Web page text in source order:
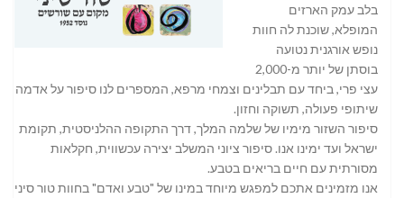
בלב עמק הארזים
המופלא, שוכנת לה חוות
נופש אורגנית נטועה
בוסתן של יותר מ-2,000
עצי פרי, ביחד עם תבלינים וצמחי מרפא, המספרים לנו סיפור על אדמה,
שיתופי פעולה, תשוקה וחזון.
סיפור השזור מימיו של שלמה המלך, דרך התקופה ההלניסטית, תקומת
ישראל ועד ימינו אנו. סיפור ציוני המשלב יצירה עכשווית, חקלאות
מסורתית עם חיים בריאים בטבע.
אנו מזמינים אתכם למפגש מיוחד במינו של "טבע ואדם" בחוות טור סיני,